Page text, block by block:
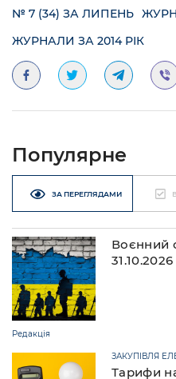
№ 7 (34) ЗА ЛИПЕНЬ
ЖУРНАЛИ ЗА 2014 РІК
Популярне
ЗА ПЕРЕГЛЯДАМИ
Воєнний
31.10.2026
Редакція
Тарифи
ЗАКУПІВЛЯ